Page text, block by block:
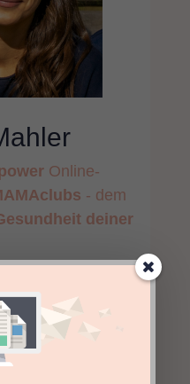
Online-
- dem
deiner
damit
wie sie ihre